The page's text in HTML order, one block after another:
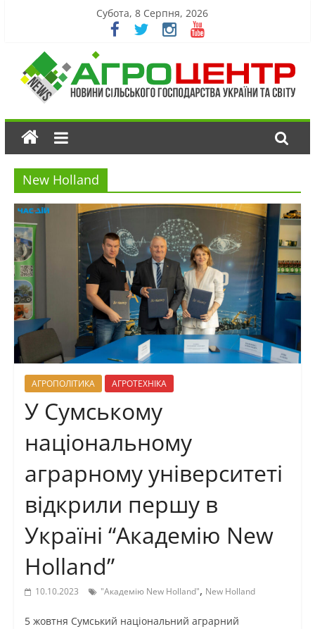
Субота, 8 Серпня, 2026
New Holland
АГРОПОЛІТИКА АГРОТЕХНІКА
У Сумському
національному
аграрному університеті
відкрили першу в
Україні “Академію New
Holland”
10.10.2023 "Академію New Holland", New Holland
5 жовтня Сумський національний аграрний